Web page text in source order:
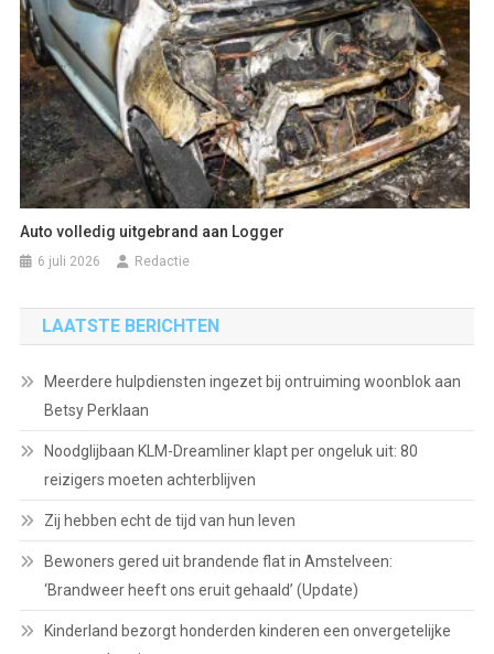
Auto volledig uitgebrand aan Logger
6 juli 2026 Redactie
LAATSTE BERICHTEN
Meerdere hulpdiensten ingezet bij ontruiming woonblok aan
Betsy Perklaan
Noodglijbaan KLM-Dreamliner klapt per ongeluk uit: 80
reizigers moeten achterblijven
Zij hebben echt de tijd van hun leven
Bewoners gered uit brandende flat in Amstelveen:
‘Brandweer heeft ons eruit gehaald’ (Update)
Kinderland bezorgt honderden kinderen een onvergetelijke